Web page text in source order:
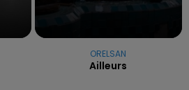
ORELSAN
Ailleurs